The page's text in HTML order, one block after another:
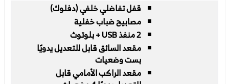
قفل تفاضلي خلفي (دفلوك)
مصابيح ضباب خفلية
2 منفذ USB + بلوتوث
مقعد السائق قابل للتعديل يدويًا
بست وضعيات
مقعد الراكب الأمامي قابل